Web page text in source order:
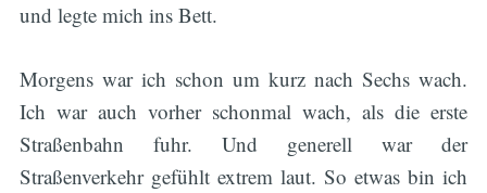
und legte mich ins Bett.
Morgens war ich schon um kurz nach Sechs wach.
Ich war auch vorher schonmal wach, als die erste
Straßenbahn fuhr. Und generell war der
Straßenverkehr gefühlt extrem laut. So etwas bin ich